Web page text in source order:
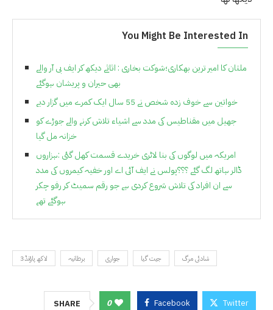
You Might Be Interested In
ملتان کا امیر ترین بھکاری؛شوکت بخاری : اثاثے دیکھ کر ایف بی آر والے
بھی حیران و پریشان ہوگئے
خواتین سے خوف زدہ شخص نے 55 سال ایک کمرے میں گزار دیے
جھیل میں مقناطیس کی مدد سے اشیاء تلاش کرنے والے جوڑے کو
خزانہ مل گیا
امریکہ میں لوگوں کی بنا لاٹری خریدے قسمت کھل گئی :ہزاروں
ڈالر ہاتھ لگ گئے ؟؟؟پولس نے ایف آئی اے اور خفیہ کیمروں کی مدد
سے ان افراد کی تلاش شروع کردی ہے جو رقم سمیٹ کر رفو چکر
ہوگئے تھے
3لاکھ پاؤنڈ برطانیہ جواری جیت گیا شادئی مرگ
SHARE 0 Facebook Twitter